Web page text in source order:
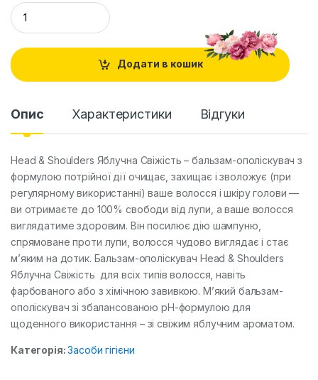
Q
u
a
t
i
Додати в кошик
Опис Характеристики Відгуки
Head & Shoulders Яблучна Свіжість – бальзам-ополіскувач з
формулою потрійної дії очищає, захищає і зволожує (при
регулярному використанні) ваше волосся і шкіру голови —
ви отримаєте до 100% свободи від лупи, а ваше волосся
виглядатиме здоровим. Він посилює дію шампуню,
спрямоване проти лупи, волосся чудово виглядає і стає
м’яким на дотик. Бальзам-ополіскувач Head & Shoulders
Яблучна Свіжість для всіх типів волосся, навіть
фарбованого або з хімічною завивкою. М’який бальзам-
ополіскувач зі збалансованою pH-формулою для
щоденного використання – зі свіжим яблучним ароматом.
Категорія:Засоби гігієни